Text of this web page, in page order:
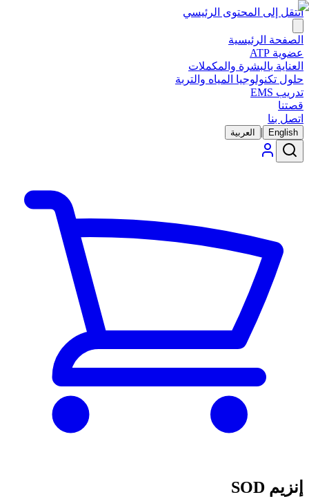
انتقل إلى المحتوى الرئيسي
الصفحة الرئيسية
عضوية ATP
العناية بالبشرة والمكملات
حلول تكنولوجيا المياه والتربة
تدريب EMS
قصتنا
اتصل بنا
English
| العربية
إنزيم SOD